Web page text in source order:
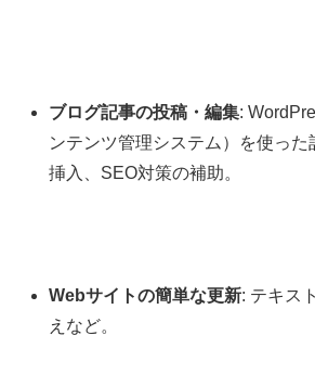
ブログ記事の投稿・編集:
ンテンツ管理システム）を使った
挿入、SEO対策の補助。
Webサイトの簡単な更新: テキス
えなど。